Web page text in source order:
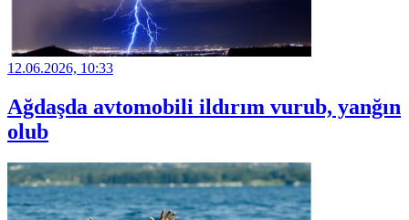
12.06.2026, 10:33
Ağdaşda avtomobili ildırım vurub, yanğın
olub